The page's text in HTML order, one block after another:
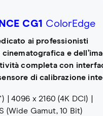
CG1 ColorEdge
ai professionisti
cinematografica e
completa con
di calibrazione
4096 x 2160 (4K DCI)
(Wide Gamut, 10 Bit)